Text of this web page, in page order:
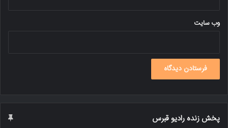
وب‌ سایت
پخش زنده رادیو قبرس